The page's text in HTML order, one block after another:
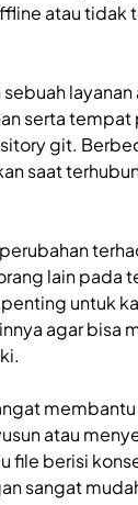
atau tidak
serta tempat
git.
saat
lain pada
untuk
agar bisa
atau
file berisi
sangat